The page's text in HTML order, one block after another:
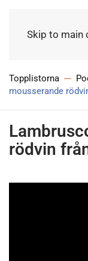
Skip to main
Meny
Topplistorna
mousserande
rödvin